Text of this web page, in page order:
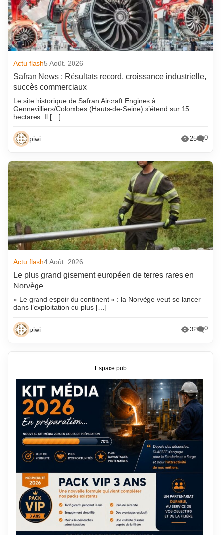
Actu flash5 Août. 2026
Safran News : Résultats record, croissance industrielle,
succès commerciaux
Le site historique de Safran Aircraft Engines à
Gennevilliers/Colombes (Hauts-de-Seine) s’étend sur 15
hectares. Il […]
piwi 25 0
Actu flash4 Août. 2026
Le plus grand gisement européen de terres rares en
Norvège
« Le grand espoir du continent » : la Norvège veut se lancer
dans l’exploitation du plus […]
piwi 32 0
Espace pub